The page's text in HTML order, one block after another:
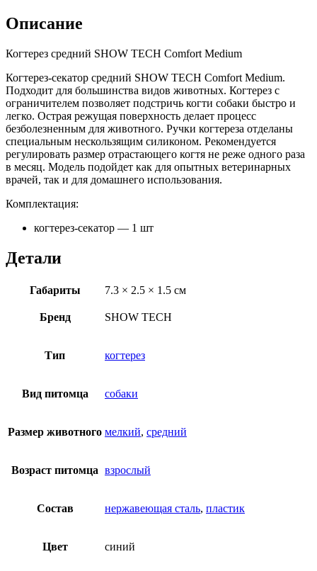
Описание
Когтерез средний SHOW TECH Comfort Medium
Когтерез-секатор средний SHOW TECH Comfort Medium.
Подходит для большинства видов животных. Когтерез с
ограничителем позволяет подстричь когти собаки быстро и
легко. Острая режущая поверхность делает процесс
безболезненным для животного. Ручки когтереза отделаны
специальным нескользящим силиконом. Рекомендуется
регулировать размер отрастающего когтя не реже одного раза
в месяц. Модель подойдет как для опытных ветеринарных
врачей, так и для домашнего использования.
Комплектация:
когтерез-секатор — 1 шт
Детали
Габариты 7.3 × 2.5 × 1.5 см
Бренд SHOW TECH
Тип когтерез
Вид питомца собаки
Размер животного мелкий, средний
Возраст питомца взрослый
Состав нержавеющая сталь, пластик
Цвет синий